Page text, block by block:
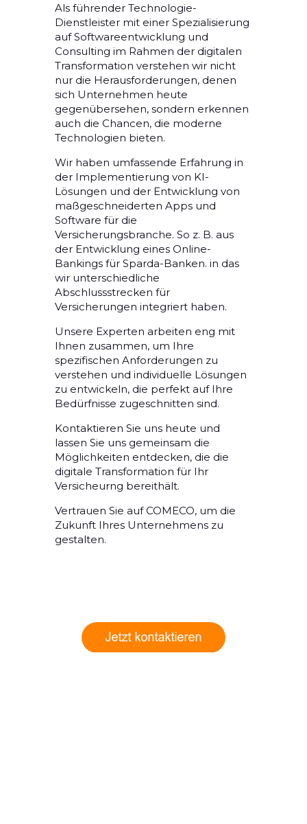
Als führender Technologie-
Dienstleister mit einer Spezialisierung
auf Softwareentwicklung und
Consulting im Rahmen der digitalen
Transformation verstehen wir nicht
nur die Herausforderungen, denen
sich Unternehmen heute
gegenübersehen, sondern erkennen
auch die Chancen, die moderne
Technologien bieten.
Wir haben umfassende Erfahrung in
der Implementierung von KI-
Lösungen und der Entwicklung von
maßgeschneiderten Apps und
Software für die
Versicherungsbranche. So z. B. aus
der Entwicklung eines Online-
Bankings für Sparda-Banken. in das
wir unterschiedliche
Abschlussstrecken für
Versicherungen integriert haben.
Unsere Experten arbeiten eng mit
Ihnen zusammen, um Ihre
spezifischen Anforderungen zu
verstehen und individuelle Lösungen
zu entwickeln, die perfekt auf Ihre
Bedürfnisse zugeschnitten sind.
Kontaktieren Sie uns heute und
lassen Sie uns gemeinsam die
Möglichkeiten entdecken, die die
digitale Transformation für Ihr
Versicheurng bereithält.
Vertrauen Sie auf COMECO, um die
Zukunft Ihres Unternehmens zu
gestalten.